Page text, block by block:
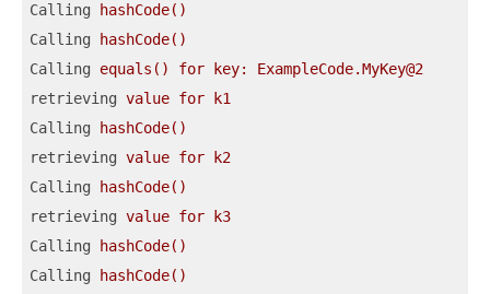
Calling
hashCode()
Calling
hashCode()
Calling
equals() for key: ExampleCode.MyKey@2
retrieving value for k1
Calling
hashCode()
retrieving value for k2
Calling
hashCode()
retrieving value for k3
Calling
hashCode()
Calling
hashCode()